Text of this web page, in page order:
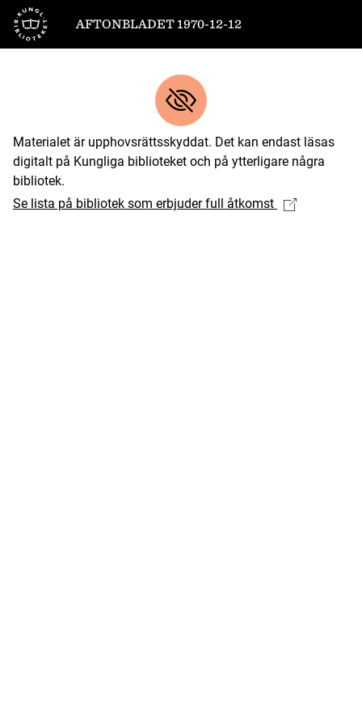
Till startsidan
AFTONBLADET 1970-12-12
Materialet är upphovsrättsskyddat. Det kan endast läsas
digitalt på Kungliga biblioteket och på ytterligare några
bibliotek.
Se lista på bibliotek som erbjuder full åtkomst